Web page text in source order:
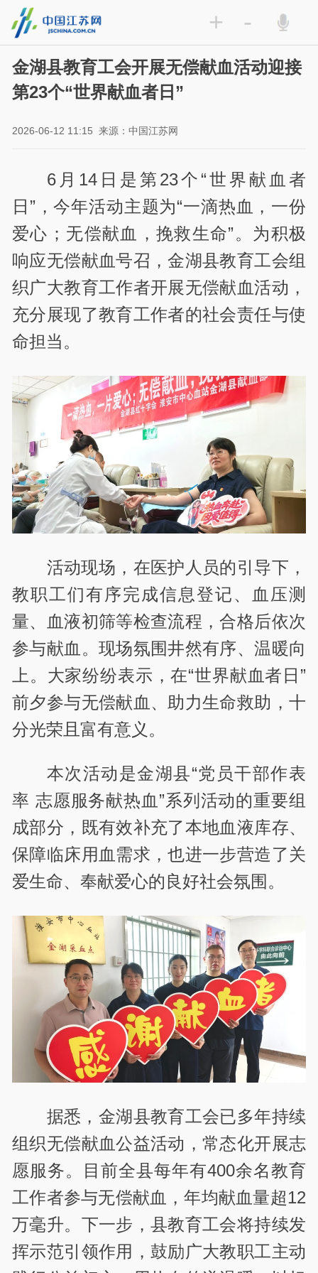
+ -
金湖县教育工会开展无偿献血活动迎接
第23个“世界献血者日”
2026-06-12 11:15 来源：中国江苏网
6月14日是第23个“世界献血者
日”，今年活动主题为“一滴热血，一份
爱心；无偿献血，挽救生命”。为积极
响应无偿献血号召，金湖县教育工会组
织广大教育工作者开展无偿献血活动，
充分展现了教育工作者的社会责任与使
命担当。
活动现场，在医护人员的引导下，
教职工们有序完成信息登记、血压测
量、血液初筛等检查流程，合格后依次
参与献血。现场氛围井然有序、温暖向
上。大家纷纷表示，在“世界献血者日”
前夕参与无偿献血、助力生命救助，十
分光荣且富有意义。
本次活动是金湖县“党员干部作表
率 志愿服务献热血”系列活动的重要组
成部分，既有效补充了本地血液库存、
保障临床用血需求，也进一步营造了关
爱生命、奉献爱心的良好社会氛围。
据悉，金湖县教育工会已多年持续
组织无偿献血公益活动，常态化开展志
愿服务。目前全县每年有400余名教育
工作者参与无偿献血，年均献血量超12
万毫升。下一步，县教育工会将持续发
挥示范引领作用，鼓励广大教职工主动